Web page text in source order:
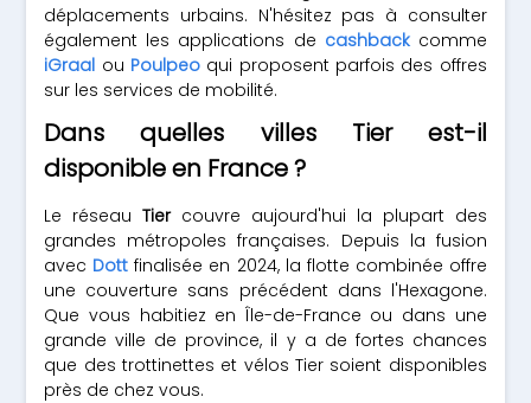
déplacements urbains. N'hésitez pas à consulter
également les applications de cashbackcomme
iGraal ou Poulpeo qui proposent parfois des offres
sur les services de mobilité.
Dans quelles villes Tier est-il
disponible en France ?
Le réseauTiercouvre aujourd'hui la plupart des
grandes métropoles françaises. Depuis la fusion
avec Dott finalisée en 2024, la flotte combinée offre
une couverture sans précédent dans l'Hexagone.
Que vous habitiez en Île-de-France ou dans une
grande ville de province, il y a de fortes chances
que des trottinettes et vélos Tier soient disponibles
près de chez vous.